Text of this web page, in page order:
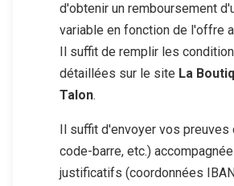
d'obtenir un remboursement
variable en fonction de l'offre
Il suffit de remplir les
détaillées sur le site La
Talon.
Il suffit d'envoyer vos preuves
code-barre, etc.)
justificatifs (coordonnées